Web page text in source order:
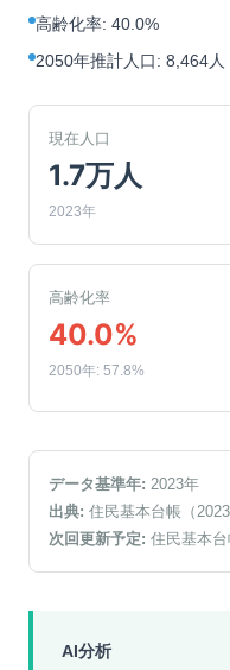
高齢化率: 40.0%
2050年推計人口: 8,464人
現在人口
1.7万人
2023年
高齢化率
40.0%
2050年: 57.8%
データ基準年: 2023年
出典: 住民基本台帳（2023
次回更新予定: 住民基本
AI分析